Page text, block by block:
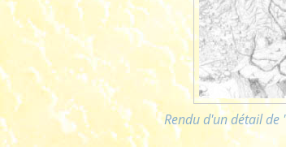
Rendu d'un détail de